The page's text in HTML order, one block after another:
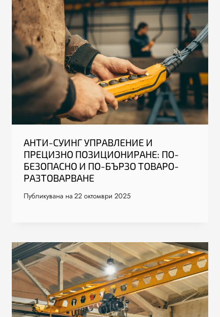
АНТИ-СУИНГ УПРАВЛЕНИЕ И
ПРЕЦИЗНО ПОЗИЦИОНИРАНЕ: ПО-
БЕЗОПАСНО И ПО-БЪРЗО ТОВАРО-
РАЗТОВАРВАНЕ
Публикувана на 22 октомври 2025